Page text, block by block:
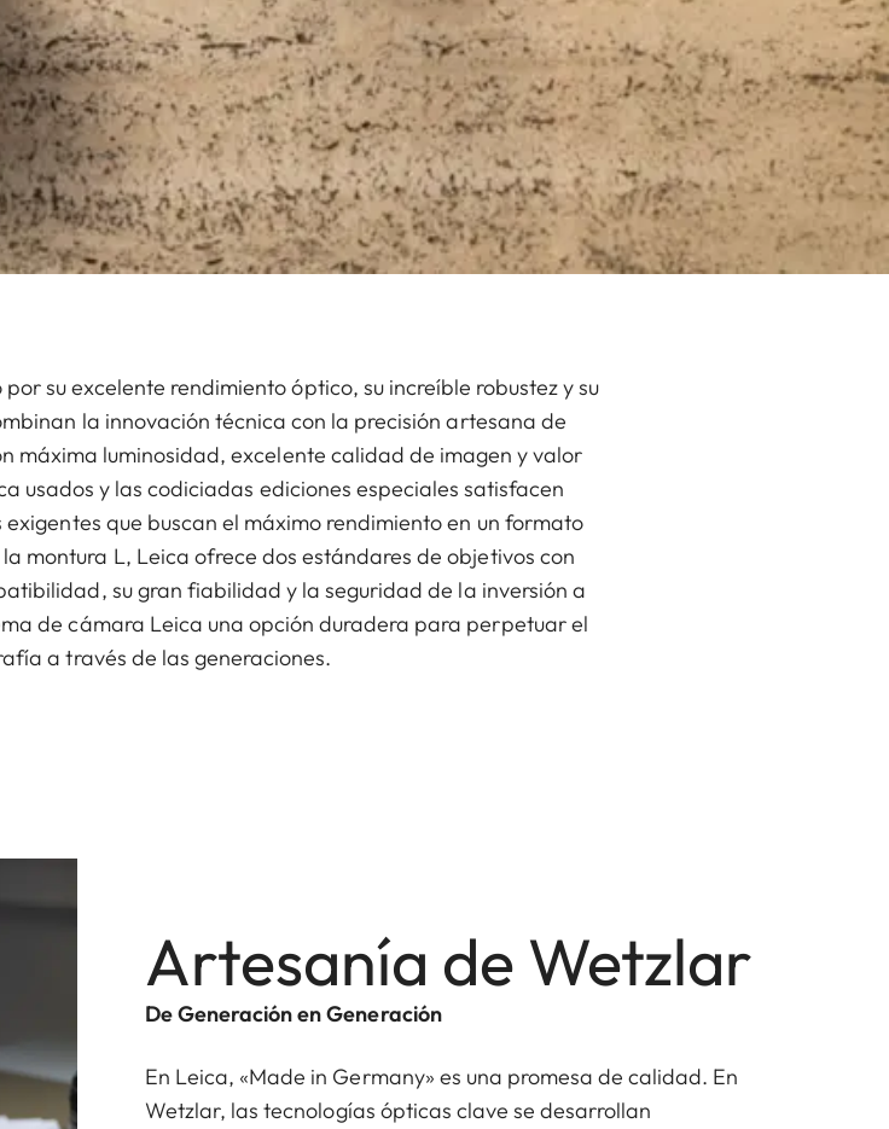
su excelente rendimiento óptico, su increíble robustez y su
la innovación técnica con la precisión artesana de
máxima luminosidad, excelente calidad de imagen y valor
usados y las codiciadas ediciones especiales satisfacen
que buscan el máximo rendimiento en un formato
montura L, Leica ofrece dos estándares de objetivos con
su gran fiabilidad y la seguridad de la inversión a
de cámara Leica una opción duradera para perpetuar el
a través de las generaciones.
Artesanía de Wetzlar
De Generación en Generación
En Leica, «Made in Germany» es una promesa de calidad. En
Wetzlar, las tecnologías ópticas clave se desarrollan